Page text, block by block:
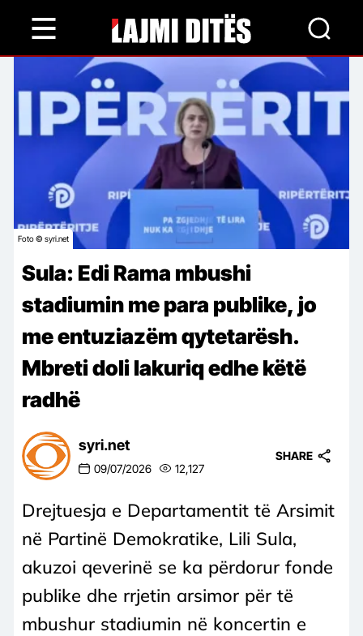
content
Foto © syri.net
Sula: Edi Rama mbushi
stadiumin me para publike, jo
me entuziazëm qytetarësh.
Mbreti doli lakuriq edhe këtë
radhë
syri.net
09/07/2026 12,127
SHARE
Drejtuesja e Departamentit të Arsimit
në Partinë Demokratike, Lili Sula,
akuzoi qeverinë se ka përdorur fonde
publike dhe rrjetin arsimor për të
mbushur stadiumin në koncertin e